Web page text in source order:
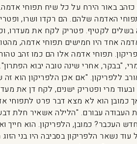
באור הירח על כל שיח תפוחי
האדמה שלהם. הם רקדו ושרו,
לקטיף. פטריק לקח את מעדרו,
אחד היו חמישים תפוחי אדמה,
תפוחי אדמה אלו הם כמו זהב
"בבקר, אחרי שינה טובה יבוא
ללפריקון. "אם אכן הלפריקון הוא
ובעוד מרי ופטריק ישנים, לקח דן את
כמובן הוא לא מצא דבר פרט לתפוחי
העבודה עבורם. "הלילה אשאיר חלת
העכבר? כמובן, הלפריקון. הוא
עוד נשאר הלפריקון בסביבה היו בני